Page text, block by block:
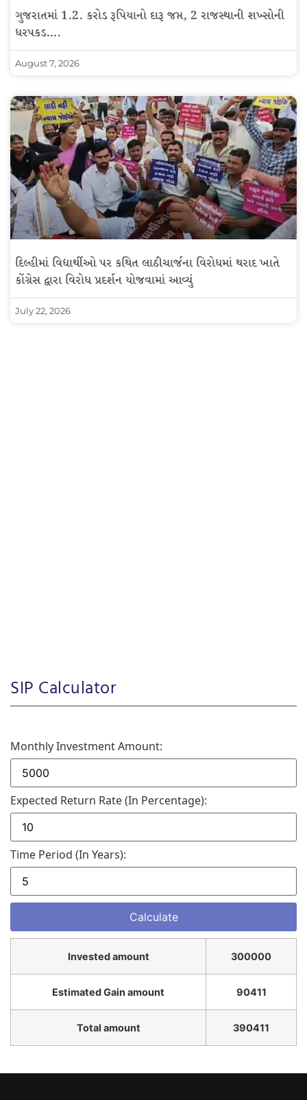
ગુજરાતમાં 1.2. કરોડ રૂપિયાનો દારૂ જપ્ત, 2 રાજસ્થાની શખ્સોની
ધરપકડ….
August 7, 2026
દિલ્હીમાં વિદ્યાર્થીઓ પર કથિત લાઠીચાર્જના વિરોધમાં થરાદ ખાતે
કોંગ્રેસ દ્વારા વિરોધ પ્રદર્શન યોજવામાં આવ્યું
July 22, 2026
SIP Calculator
Monthly Investment Amount:
Expected Return Rate (in Percentage):
Time Period (in Years):
Invested amount 300000
Estimated Gain amount 90411
Total amount 390411